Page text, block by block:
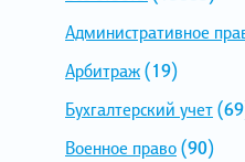
Административное
Арбитраж(19)
Бухгалтерский учет
Военное право(90)